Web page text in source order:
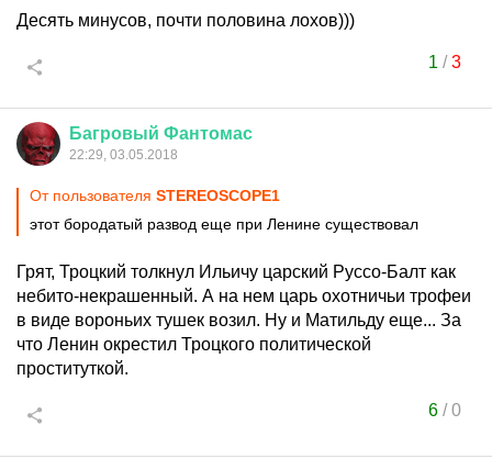
Десять минусов, почти половина лохов)))
1 /3
Багровый Фантомас
22:29, 03.05.2018
От пользователя STEREOSCOPE1
этот бородатый развод еще при Ленине существовал
Грят, Троцкий толкнул Ильичу царский Руссо-Балт как
небито-некрашенный. А на нем царь охотничьи трофеи
в виде вороньих тушек возил. Ну и Матильду еще... За
что Ленин окрестил Троцкого политической
проституткой.
6/0